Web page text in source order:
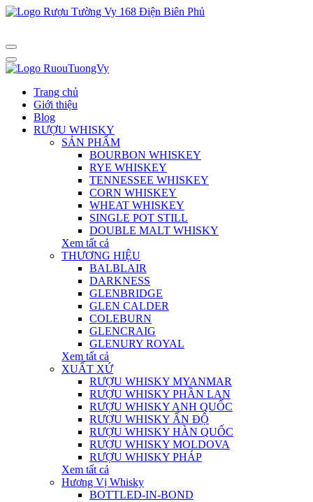
Trang chủ
Giới thiệu
Blog
RƯỢU WHISKY
SẢN PHẨM
BOURBON WHISKEY
RYE WHISKEY
TENNESSEE WHISKEY
CORN WHISKEY
WHEAT WHISKEY
SINGLE POT STILL
DOUBLE MALT WHISKY
Xem tất cả
THƯƠNG HIỆU
BALBLAIR
DARKNESS
GLENBRIDGE
GLEN CALDER
COLEBURN
GLENCRAIG
GLENURY ROYAL
Xem tất cả
XUẤT XỨ
RƯỢU WHISKY MYANMAR
RƯỢU WHISKY PHẦN LAN
RƯỢU WHISKY ANH QUỐC
RƯỢU WHISKY ẤN ĐỘ
RƯỢU WHISKY HÀN QUỐC
RƯỢU WHISKY MOLDOVA
RƯỢU WHISKY PHÁP
Xem tất cả
Hương Vị Whisky
BOTTLED-IN-BOND